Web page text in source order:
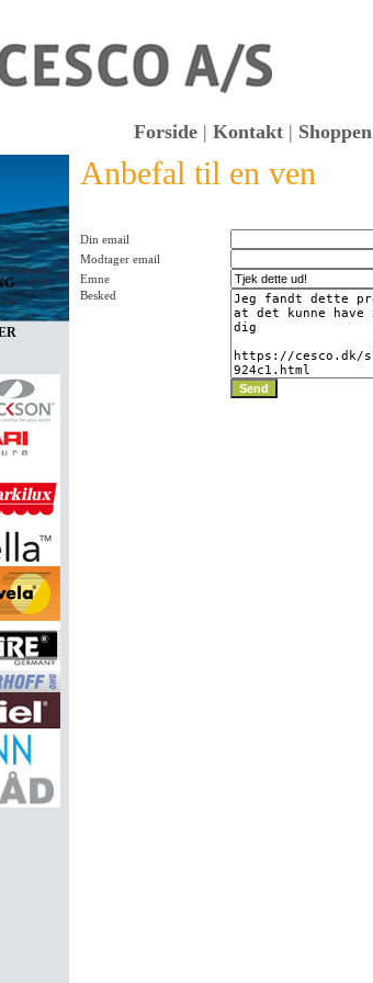
Forside | Kontakt | Shoppen
Anbefal til en ven
Din email
Modtager email
Emne
Besked